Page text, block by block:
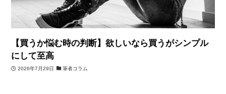
【買うか悩む時の判断】欲しいなら買うがシンプル
にして至高
2026年7月29日 筆者コラム